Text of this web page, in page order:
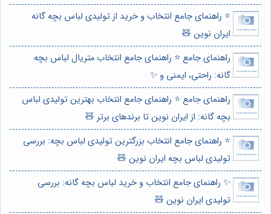
⭐️ راهنمای جامع انتخاب و خرید از تولیدی لباس بچه گانه
ایران نوین 🧸
راهنمای جامع ⭐️ راهنمای جامع انتخاب متریال لباس بچه
گانه: راحتی، ایمنی و ✨
راهنمای جامع ⭐️ راهنمای جامع انتخاب بهترین تولیدی لباس
بچه گانه: از ایران نوین تا برندهای برتر 🧸
⭐️ راهنمای جامع انتخاب بزرگترین تولیدی لباس بچه: بررسی
تولیدی لباس بچه ایران نوین 🧸
✨ راهنمای جامع انتخاب و خرید لباس بچه گانه: بررسی
تولیدی ایران نوین 🧸